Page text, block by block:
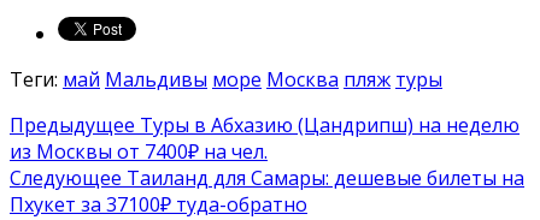
Теги: май Мальдивы море Москва пляж туры
Предыдущее Туры в Абхазию (Цандрипш) на неделю
из Москвы от 7400₽ на чел.
Следующее Таиланд для Самары: дешевые билеты на
Пхукет за 37100₽ туда-обратно